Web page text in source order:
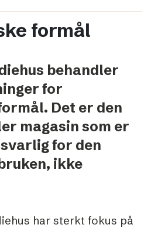
formål
behandler
for
Det er den
magasin som er
for den
ikke
har sterkt fokus på